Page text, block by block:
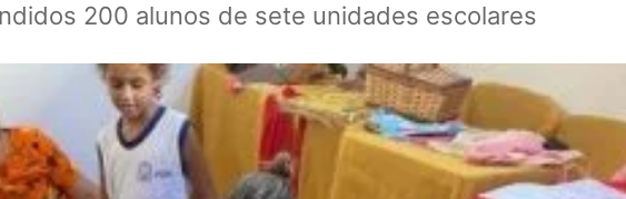
200 alunos de sete unidades escolares